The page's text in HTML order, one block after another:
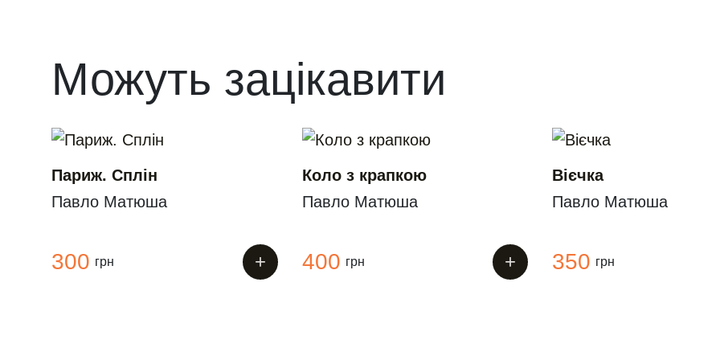
Можуть зацікавити
Париж. Сплін
Павло Матюша
300 грн +
Коло з крапкою
Павло Матюша
400 грн +
Вієчка
Павло Матюша
350 грн